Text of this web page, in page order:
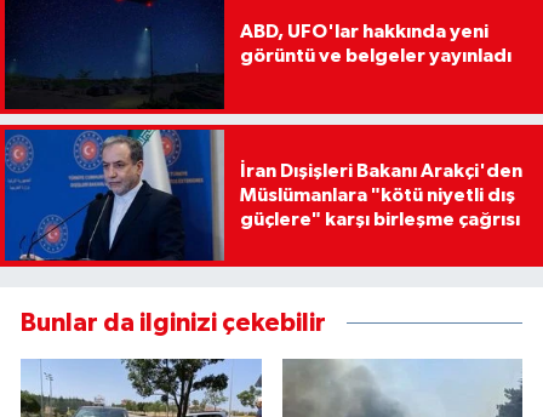
ABD, UFO'lar hakkında yeni
görüntü ve belgeler yayınladı
İran Dışişleri Bakanı Arakçi'den
Müslümanlara "kötü niyetli dış
güçlere" karşı birleşme çağrısı
Bunlar da ilginizi çekebilir